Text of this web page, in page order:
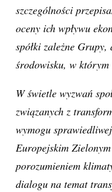
szczególności
oceny ich wpływu
spółki zależne
środowisku, w
W świetle wyzwań
związanych z
wymogu
Europejskim
porozumieniem
dialogu na temat